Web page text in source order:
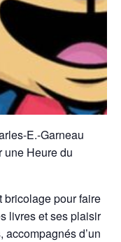
E.-Garneau
une Heure du
bricolage pour faire
livres et ses plaisir
d’un